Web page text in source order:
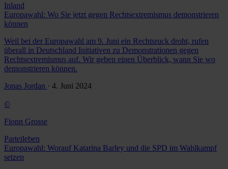
Inland
Europawahl: Wo Sie jetzt gegen Rechtsextremismus demonstrieren
können
Weil bei der Europawahl am 9. Juni ein Rechtsruck droht, rufen
überall in Deutschland Initiativen zu Demonstrationen gegen
Rechtsextremismus auf. Wir geben einen Überblick, wann Sie wo
demonstrieren können.
Jonas Jordan · 4. Juni 2024
©
Fionn Grosse
Parteileben
Europawahl: Worauf Katarina Barley und die SPD im Wahlkampf
setzen